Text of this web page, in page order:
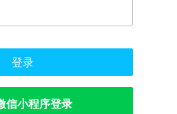
登录
信小程序登录